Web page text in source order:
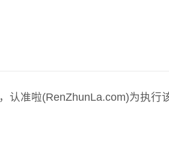
，认准啦(RenZhunLa.com)为执行